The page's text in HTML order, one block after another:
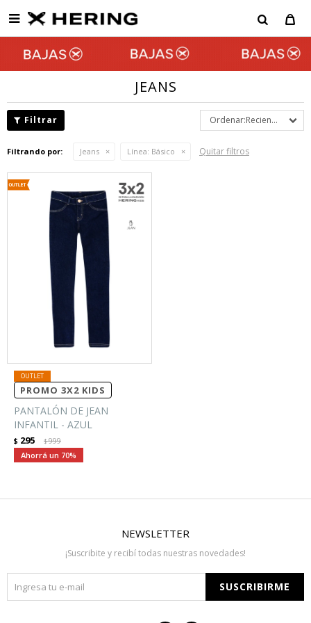

JEANS
Recientes
Filtrando por: Jeans Línea: Básico Quitar filtros
PROMO 3X2 KIDS
PANTALÓN DE JEAN
INFANTIL - AZUL
$ 295 $999
70
NEWSLETTER
¡Suscribite y recibí todas nuestras novedades!
SUSCRIBIRME